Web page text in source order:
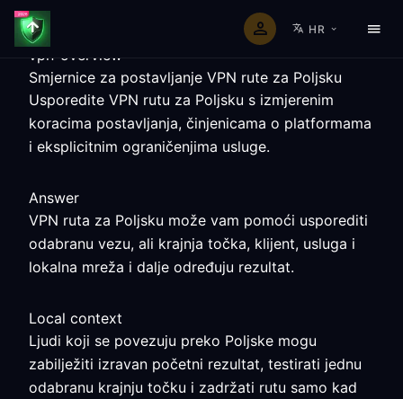
HR
vpn-overview
Smjernice za postavljanje VPN rute za Poljsku
Usporedite VPN rutu za Poljsku s izmjerenim
koracima postavljanja, činjenicama o platformama
i eksplicitnim ograničenjima usluge.
Answer
VPN ruta za Poljsku može vam pomoći usporediti
odabranu vezu, ali krajnja točka, klijent, usluga i
lokalna mreža i dalje određuju rezultat.
Local context
Ljudi koji se povezuju preko Poljske mogu
zabilježiti izravan početni rezultat, testirati jednu
odabranu krajnju točku i zadržati rutu samo kad